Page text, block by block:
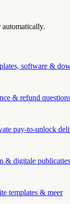
software &
& refund
pay-to-unlock
& digitale publicaties
templates & meer